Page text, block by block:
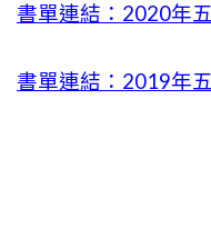
書單連結：2020年
書單連結：2019年